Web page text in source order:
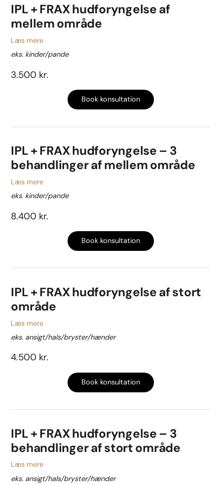
IPL + FRAX hudforyngelse af
mellem område
Læs mere
eks. kinder/pande
3.500 kr.
Book konsultation
IPL + FRAX hudforyngelse – 3
behandlinger af mellem område
Læs mere
eks. kinder/pande
8.400 kr.
Book konsultation
IPL + FRAX hudforyngelse af stort
område
Læs mere
eks. ansigt/hals/bryster/hænder
4.500 kr.
Book konsultation
IPL + FRAX hudforyngelse – 3
behandlinger af stort område
Læs mere
eks. ansigt/hals/bryster/hænder